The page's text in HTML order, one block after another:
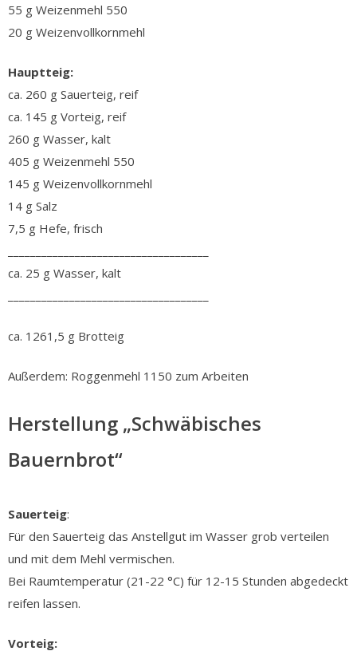
55 g Weizenmehl 550
20 g Weizenvollkornmehl
Hauptteig:
ca. 260 g Sauerteig, reif
ca. 145 g Vorteig, reif
260 g Wasser, kalt
405 g Weizenmehl 550
145 g Weizenvollkornmehl
14 g Salz
7,5 g Hefe, frisch
ca. 25 g Wasser, kalt
ca. 1261,5 g Brotteig
Außerdem: Roggenmehl 1150 zum Arbeiten
Herstellung „Schwäbisches
Bauernbrot“
Sauerteig:
Für den Sauerteig das Anstellgut im Wasser grob verteilen
und mit dem Mehl vermischen.
Bei Raumtemperatur (21-22 °C) für 12-15 Stunden abgedeckt
reifen lassen.
Vorteig: